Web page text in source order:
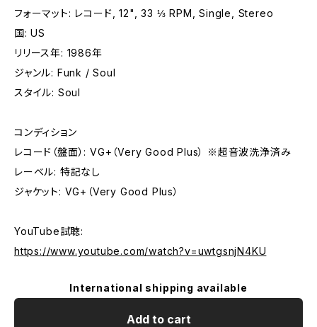
フォーマット: レコード, 12", 33 ⅓ RPM, Single, Stereo
国: US
リリース年: 1986年
ジャンル: Funk / Soul
スタイル: Soul
コンディション
レコード（盤面）: VG+（Very Good Plus） ※超音波洗浄済み
レーベル: 特記なし
ジャケット: VG+（Very Good Plus）
YouTube試聴:
https://www.youtube.com/watch?v=uwtgsnjN4KU
International shipping available
Add to cart